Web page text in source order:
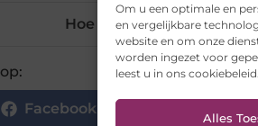
Om u een optimale en
en vergelijkbare
website en om onze
worden ingezet voor
leest u in ons cookiebeleid.
Alles
Hoe snel wordt mijn
Facebook